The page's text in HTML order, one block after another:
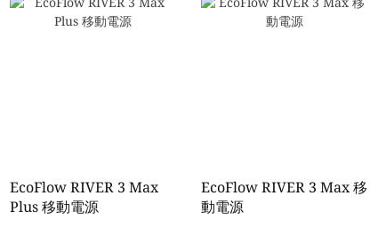
EcoFlow RIVER 3 Max
Plus 移動電源
EcoFlow RIVER 3 Max 移
動電源